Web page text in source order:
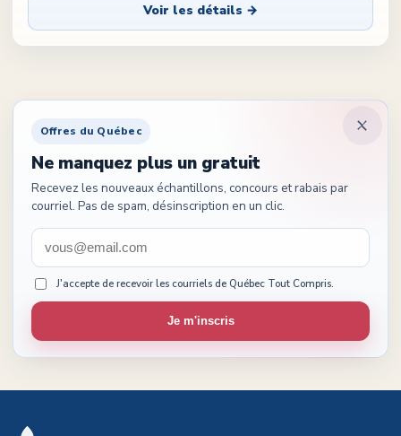
Voir les détails →
Offres du Québec
Ne manquez plus un gratuit
Recevez les nouveaux échantillons, concours et rabais par
courriel. Pas de spam, désinscription en un clic.
J'accepte de recevoir les courriels de Québec Tout Compris.
Je m'inscris